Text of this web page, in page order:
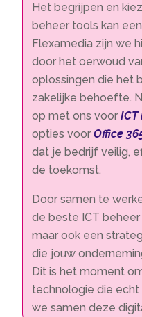
Het begrijpen en
beheer tools kan
Flexamedia zijn we
door het oerwoud
oplossingen die het
zakelijke behoefte.
op met ons voorICT
opties voorOffice
dat je bedrijf veilig,
de toekomst.
Door samen te
de beste ICT
maar ook een
die jouw
Dit is het moment
technologie die echt
we samen deze